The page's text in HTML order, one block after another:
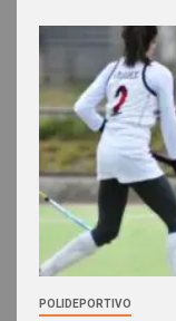
POLIDEPORTIVO